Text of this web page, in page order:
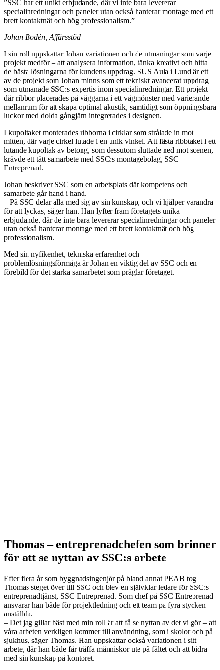
”SSC har ett unikt erbjudande, där vi inte bara levererar
specialinredningar och paneler utan också hanterar montage med ett
brett kontaktnät och hög professionalism.”
Johan Bodén, Affärsstöd
I sin roll uppskattar Johan variationen och de utmaningar som varje
projekt medför – att analysera information, tänka kreativt och hitta
de bästa lösningarna för kundens uppdrag. SUS Aula i Lund är ett
av de projekt som Johan minns som ett tekniskt avancerat uppdrag
som utmanade SSC:s expertis inom specialinredningar. Ett projekt
där ribbor placerades på väggarna i ett vågmönster med varierande
mellanrum för att skapa optimal akustik, samtidigt som öppningsbara
luckor med dolda gångjärn integrerades i designen.
I kupoltaket monterades ribborna i cirklar som strålade in mot
mitten, där varje cirkel lutade i en unik vinkel. Att fästa ribbtaket i ett
lutande kupoltak av betong, som dessutom sluttade ned mot scenen,
krävde ett tätt samarbete med SSC:s montagebolag, SSC
Entreprenad.
Johan beskriver SSC som en arbetsplats där kompetens och
samarbete går hand i hand.
– På SSC delar alla med sig av sin kunskap, och vi hjälper varandra
för att lyckas, säger han. Han lyfter fram företagets unika
erbjudande, där de inte bara levererar specialinredningar och paneler
utan också hanterar montage med ett brett kontaktnät och hög
professionalism.
Med sin nyfikenhet, tekniska erfarenhet och
problemlösningsförmåga är Johan en viktig del av SSC och en
förebild för det starka samarbetet som präglar företaget.
Thomas – entreprenadchefen som brinner
för att se nyttan av SSC:s arbete
Efter flera år som byggnadsingenjör på bland annat PEAB tog
Thomas steget över till SSC och blev en självklar ledare för SSC:s
entreprenadtjänst, SSC Entreprenad. Som chef på SSC Entreprenad
ansvarar han både för projektledning och ett team på fyra stycken
anställda.
– Det jag gillar bäst med min roll är att få se nyttan av det vi gör – att
våra arbeten verkligen kommer till användning, som i skolor och på
sjukhus, säger Thomas. Han uppskattar också variationen i sitt
arbete, där han både får träffa människor ute på fältet och att bidra
med sin kunskap på kontoret.